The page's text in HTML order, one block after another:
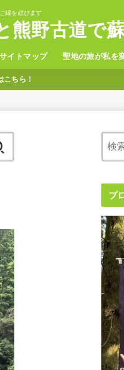
縁を結びます
熊野古道で
サイトマップ 聖地の旅が私を
こちら！
プ